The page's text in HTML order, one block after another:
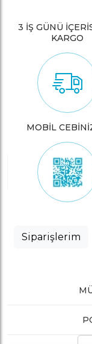
3 İŞ GÜNÜ
KARGO
MOBİL
Siparişlerim